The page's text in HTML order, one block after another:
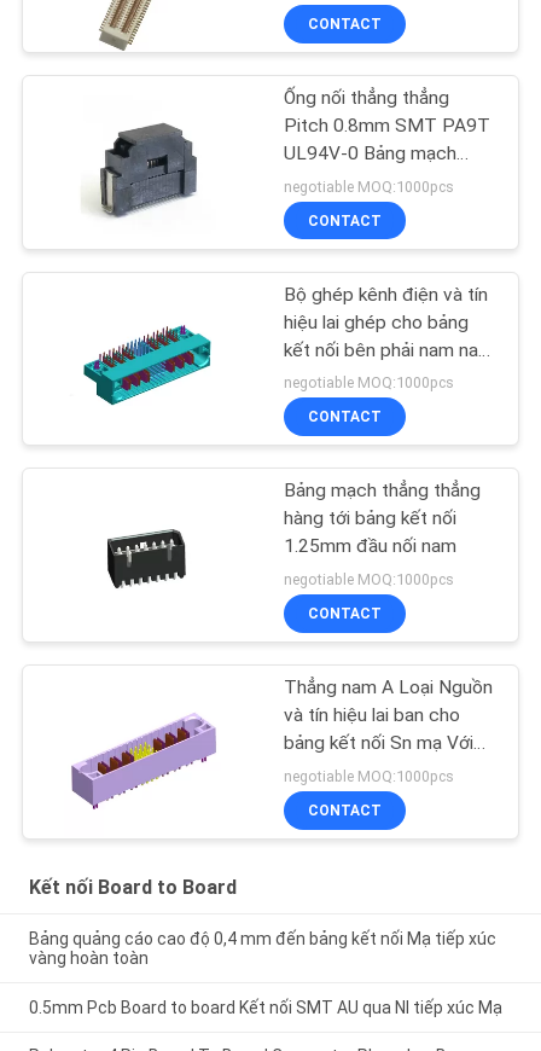
CONTACT
Ống nối thẳng thẳng
Pitch 0.8mm SMT PA9T
UL94V-0 Bảng mạch
Bảng D Loại
negotiable MOQ:1000pcs
CONTACT
Bộ ghép kênh điện và tín
hiệu lai ghép cho bảng
kết nối bên phải nam nam
A Loại DIP Với bộ rô
ROHS
negotiable MOQ:1000pcs
CONTACT
Bảng mạch thẳng thẳng
hàng tới bảng kết nối
1.25mm đầu nối nam
negotiable MOQ:1000pcs
CONTACT
Thẳng nam A Loại Nguồn
và tín hiệu lai ban cho
bảng kết nối Sn mạ Với
ván ROHS
negotiable MOQ:1000pcs
CONTACT
Kết nối Board to Board
Bảng quảng cáo cao độ 0,4 mm đến bảng kết nối Mạ tiếp xúc
vàng hoàn toàn
0.5mm Pcb Board to board Kết nối SMT AU qua NI tiếp xúc Mạ